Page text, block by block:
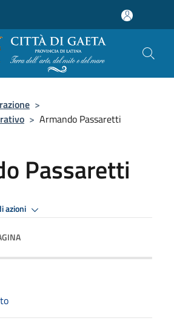
>
> Armando Passaretti
Passaretti
azioni